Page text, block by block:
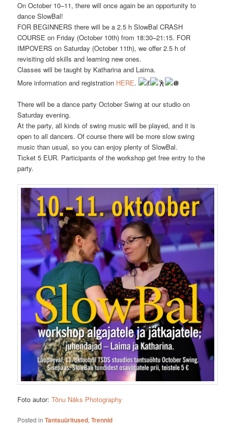
On October 10–11, there will once again be an opportunity to
dance SlowBal!
FOR BEGINNERS there will be a 2.5 h SlowBal CRASH
COURSE on Friday (October 10th) from 18:30–21:15. FOR
IMPOVERS on Saturday (October 11th), we offer 2.5 h of
revisiting old skills and learning new ones.
Classes will be taught by Katharina and Laima.
More information and registration HERE.
There will be a dance party October Swing at our studio on
Saturday evening.
At the party, all kinds of swing music will be played, and it is
open to all dancers. Of course there will be more slow swing
music than usual, so you can enjoy plenty of SlowBal.
Ticket 5 EUR. Participants of the workshop get free entry to the
party.
Foto autor:Tõnu Näks Photography
Posted in Tantsuüritused,Trennid